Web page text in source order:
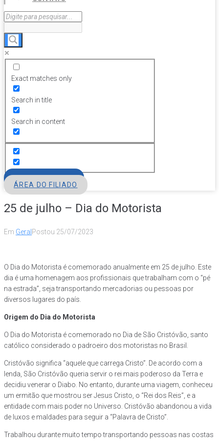
Exact matches only
Search in title
Search in content
ÁREA DO FILIADO
25 de julho – Dia do Motorista
Em Geral Postou 25/07/2023
O Dia do Motorista é comemorado anualmente em 25 de julho. Este
dia é uma homenagem aos profissionais que trabalham com o “pé
na estrada”, seja transportando mercadorias ou pessoas por
diversos lugares do país.
Origem do Dia do Motorista
O Dia do Motorista é comemorado no Dia de São Cristóvão, santo
católico considerado o padroeiro dos motoristas no Brasil.
Cristóvão significa “aquele que carrega Cristo”. De acordo com a
lenda, São Cristóvão queria servir o rei mais poderoso da Terra e
decidiu venerar o Diabo. No entanto, durante uma viagem, conheceu
um ermitão que mostrou ser Jesus Cristo, o “Rei dos Reis”, e a
entidade com mais poder no Universo. Cristóvão abandonou a vida
de luxos e maldades para seguir a “Palavra de Cristo”.
Trabalhou durante muito tempo transportando pessoas nas costas